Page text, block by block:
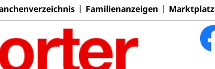
Familienanzeigen Marktplatz